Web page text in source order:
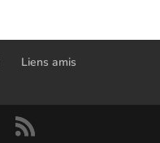
Liens amis